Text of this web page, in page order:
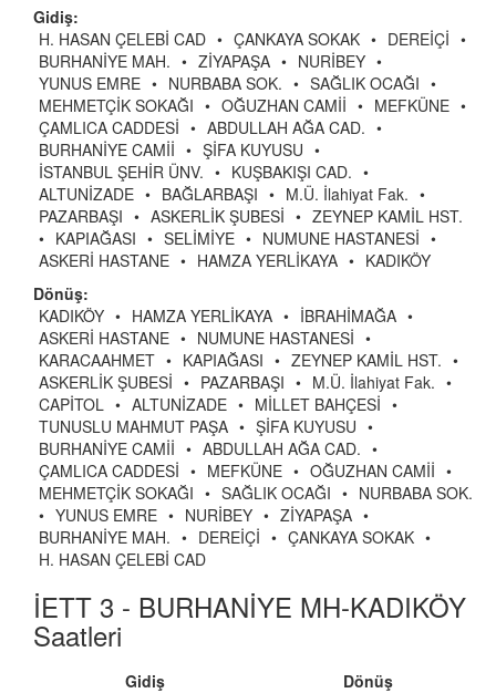
Gidiş:
H. HASAN ÇELEBİ CAD • ÇANKAYA SOKAK • DEREİÇİ •
BURHANİYE MAH. • ZİYAPAŞA • NURİBEY •
YUNUS EMRE • NURBABA SOK. • SAĞLIK OCAĞI •
MEHMETÇİK SOKAĞI • OĞUZHAN CAMİİ • MEFKÜNE •
ÇAMLICA CADDESİ • ABDULLAH AĞA CAD. •
BURHANİYE CAMİİ • ŞİFA KUYUSU •
İSTANBUL ŞEHİR ÜNV. • KUŞBAKIŞI CAD. •
ALTUNİZADE • BAĞLARBAŞI • M.Ü. İlahiyat Fak. •
PAZARBAŞI • ASKERLİK ŞUBESİ • ZEYNEP KAMİL HST.
• KAPIAĞASI • SELİMİYE • NUMUNE HASTANESİ •
ASKERİ HASTANE • HAMZA YERLİKAYA • KADIKÖY
Dönüş:
KADIKÖY • HAMZA YERLİKAYA • İBRAHİMAĞA •
ASKERİ HASTANE • NUMUNE HASTANESİ •
KARACAAHMET • KAPIAĞASI • ZEYNEP KAMİL HST. •
ASKERLİK ŞUBESİ • PAZARBAŞI • M.Ü. İlahiyat Fak. •
CAPİTOL • ALTUNİZADE • MİLLET BAHÇESİ •
TUNUSLU MAHMUT PAŞA • ŞİFA KUYUSU •
BURHANİYE CAMİİ • ABDULLAH AĞA CAD. •
ÇAMLICA CADDESİ • MEFKÜNE • OĞUZHAN CAMİİ •
MEHMETÇİK SOKAĞI • SAĞLIK OCAĞI • NURBABA SOK.
• YUNUS EMRE • NURİBEY • ZİYAPAŞA •
BURHANİYE MAH. • DEREİÇİ • ÇANKAYA SOKAK •
H. HASAN ÇELEBİ CAD
İETT 3 - BURHANİYE MH-KADIKÖY
Saatleri
Gidiş
Dönüş